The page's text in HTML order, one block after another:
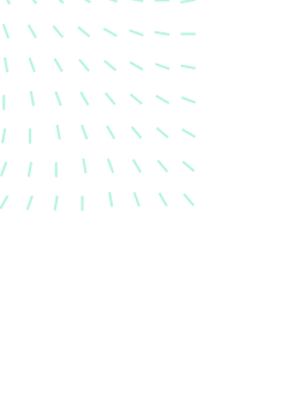
Unfall wieder in ihren
gebracht wird.